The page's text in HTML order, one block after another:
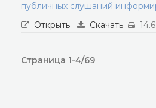
публичных слушаний
Открыть
Скачать
Страница 1-4/69